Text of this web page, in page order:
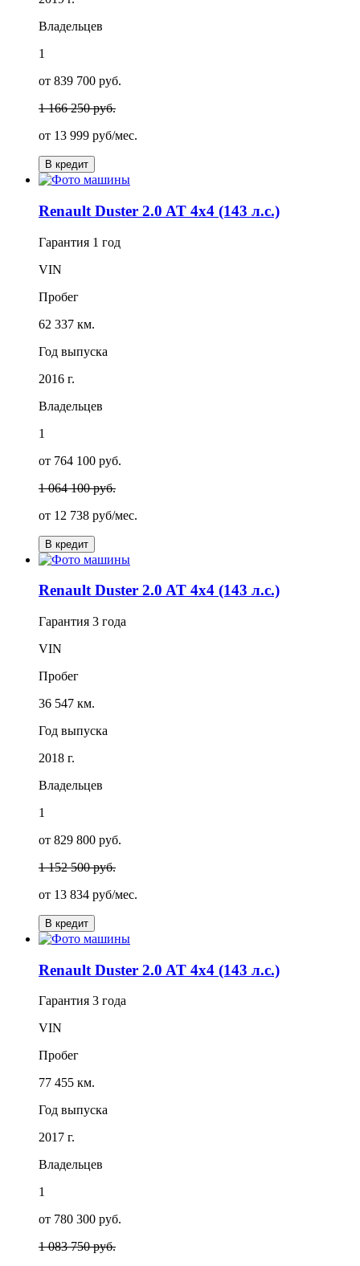
Владельцев
1
от 839 700 руб.
1 166 250 руб.
от 13 999 руб/мес.
В кредит
Renault Duster 2.0 AT 4x4 (143 л.с.)
Гарантия 1 год
VIN
Пробег
62 337 км.
Год выпуска
2016 г.
Владельцев
1
от 764 100 руб.
1 064 100 руб.
от 12 738 руб/мес.
В кредит
Renault Duster 2.0 AT 4x4 (143 л.с.)
Гарантия 3 года
VIN
Пробег
36 547 км.
Год выпуска
2018 г.
Владельцев
1
от 829 800 руб.
1 152 500 руб.
от 13 834 руб/мес.
В кредит
Renault Duster 2.0 AT 4x4 (143 л.с.)
Гарантия 3 года
VIN
Пробег
77 455 км.
Год выпуска
2017 г.
Владельцев
1
от 780 300 руб.
1 083 750 руб.